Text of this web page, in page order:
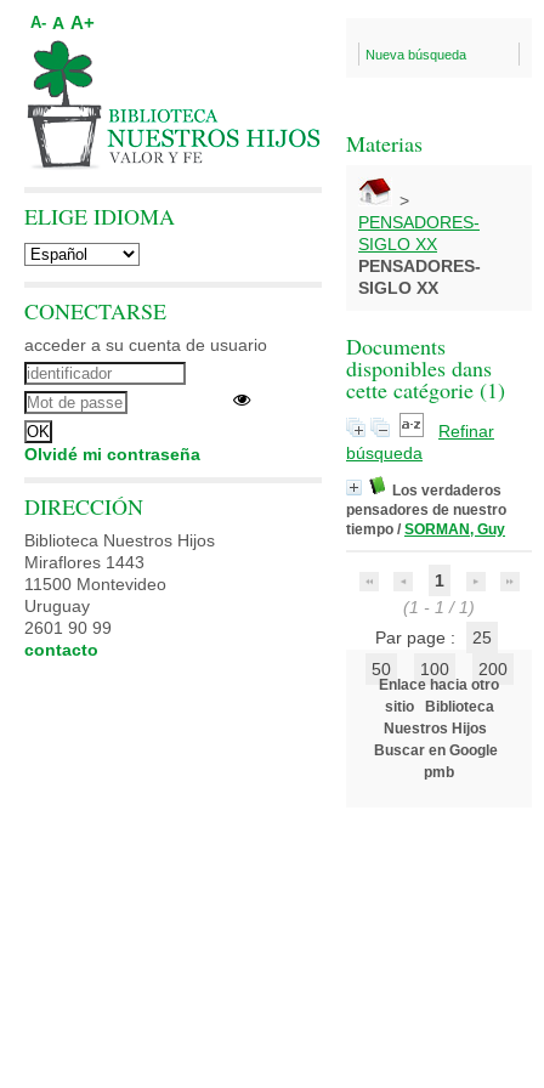
Nueva búsqueda
Materias
>
PENSADORES-
SIGLO XX
PENSADORES-
SIGLO XX
Documents
disponibles dans
cette catégorie (1)
Refinar
búsqueda
Los verdaderos
pensadores de nuestro
tiempo / SORMAN, Guy
1
(1 - 1 / 1)
Par page :
25
50
100 200
Enlace hacia otro
sitio
Biblioteca
Nuestros Hijos
Buscar en Google
pmb
A- A A+
ELIGE IDIOMA
CONECTARSE
acceder a su cuenta de usuario
Olvidé mi contraseña
DIRECCIÓN
Biblioteca Nuestros Hijos
Miraflores 1443
11500 Montevideo
Uruguay
2601 90 99
contacto